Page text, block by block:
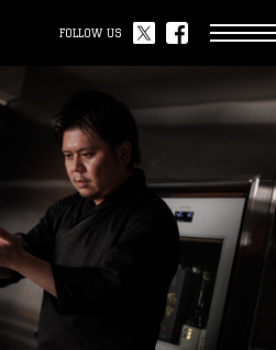
FOLLOW US